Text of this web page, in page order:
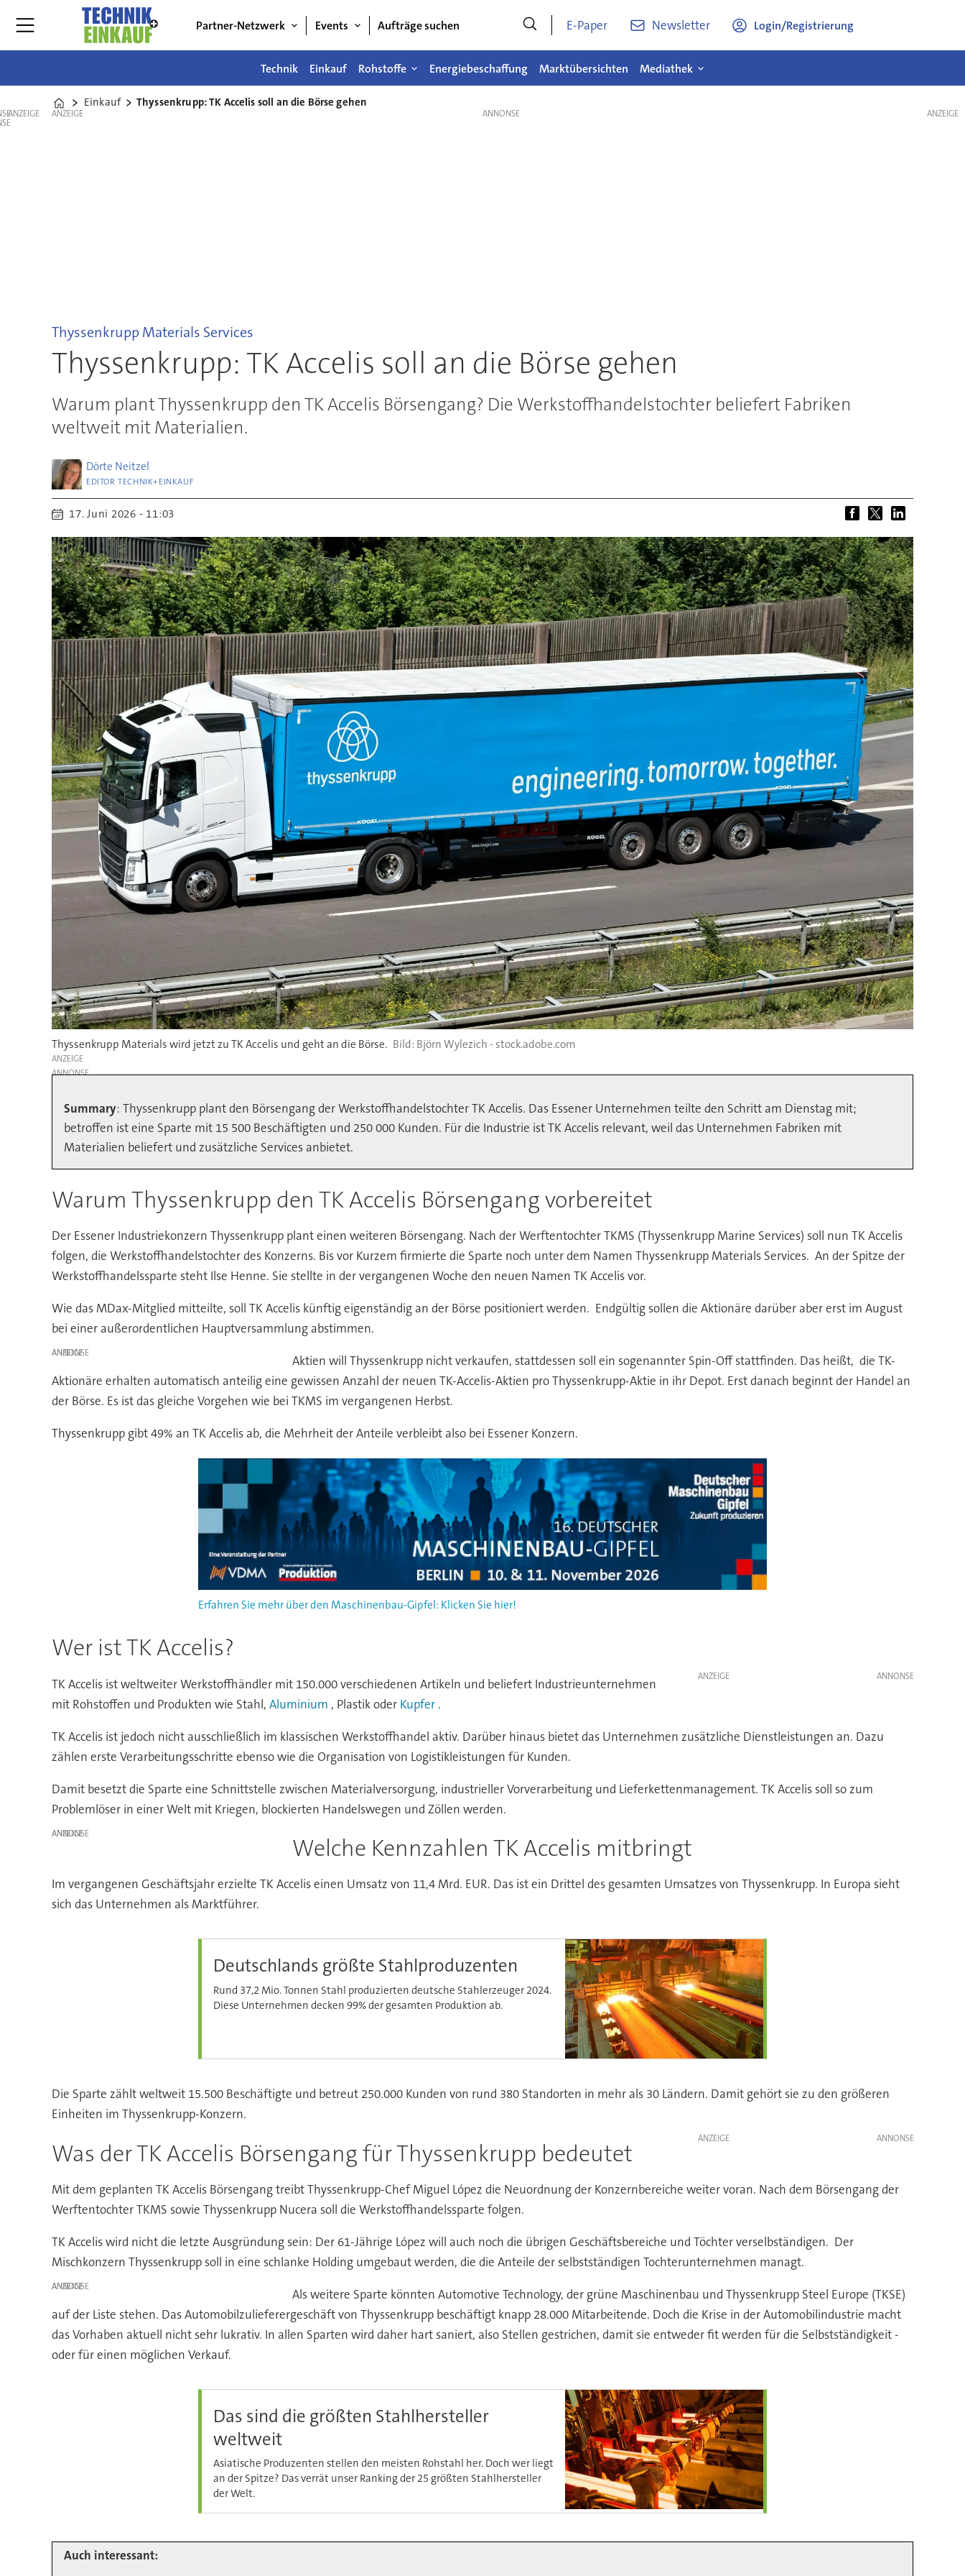
Partner-Netzwerk Events Aufträge suchen E-Paper Newsletter Login/Registrierung
Technik Einkauf Rohstoffe Energiebeschaffung Marktübersichten Mediathek
Home
Einkauf Thyssenkrupp: TK Accelis soll an die Börse gehen
ANZEIGE ANZEIGE
Thyssenkrupp Materials Services
Thyssenkrupp: TK Accelis soll an die Börse gehen
Warum plant Thyssenkrupp den TK Accelis Börsengang? Die Werkstoffhandelstochter beliefert Fabriken
weltweit mit Materialien.
Dörte Neitzel
EDITOR TECHNIK+EINKAUF
17. Juni 2026 - 11:03
Thyssenkrupp Materials wird jetzt zu TK Accelis und geht an die Börse. Björn Wylezich - stock.adobe.com
ANZEIGE
Summary: Thyssenkrupp plant den Börsengang der Werkstoffhandelstochter TK Accelis. Das Essener Unternehmen teilte den Schritt am Dienstag mit;
betroffen ist eine Sparte mit 15 500 Beschäftigten und 250 000 Kunden. Für die Industrie ist TK Accelis relevant, weil das Unternehmen Fabriken mit
Materialien beliefert und zusätzliche Services anbietet.
Warum Thyssenkrupp den TK Accelis Börsengang vorbereitet
Der Essener Industriekonzern Thyssenkrupp plant einen weiteren Börsengang. Nach der Werftentochter TKMS (Thyssenkrupp Marine Services) soll nun TK Accelis
folgen, die Werkstoffhandelstochter des Konzerns. Bis vor Kurzem firmierte die Sparte noch unter dem Namen Thyssenkrupp Materials Services. An der Spitze der
Werkstoffhandelssparte steht Ilse Henne. Sie stellte in der vergangenen Woche den neuen Namen TK Accelis vor.
Wie das MDax-Mitglied mitteilte, soll TK Accelis künftig eigenständig an der Börse positioniert werden. Endgültig sollen die Aktionäre darüber aber erst im August
bei einer außerordentlichen Hauptversammlung abstimmen.
ANZEIGE
Aktien will Thyssenkrupp nicht verkaufen, stattdessen soll ein sogenannter Spin-Off stattfinden. Das heißt, die TK-
Aktionäre erhalten automatisch anteilig eine gewissen Anzahl der neuen TK-Accelis-Aktien pro Thyssenkrupp-Aktie in ihr Depot. Erst danach beginnt der Handel an
der Börse. Es ist das gleiche Vorgehen wie bei TKMS im vergangenen Herbst.
Thyssenkrupp gibt 49% an TK Accelis ab, die Mehrheit der Anteile verbleibt also bei Essener Konzern.
Erfahren Sie mehr über den Maschinenbau-Gipfel: Klicken Sie hier!
Wer ist TK Accelis?
ANZEIGE
TK Accelis ist weltweiter Werkstoffhändler mit 150.000 verschiedenen Artikeln und beliefert Industrieunternehmen
mit Rohstoffen und Produkten wie Stahl, Aluminium , Plastik oder Kupfer.
TK Accelis ist jedoch nicht ausschließlich im klassischen Werkstoffhandel aktiv. Darüber hinaus bietet das Unternehmen zusätzliche Dienstleistungen an. Dazu
zählen erste Verarbeitungsschritte ebenso wie die Organisation von Logistikleistungen für Kunden.
Damit besetzt die Sparte eine Schnittstelle zwischen Materialversorgung, industrieller Vorverarbeitung und Lieferkettenmanagement. TK Accelis soll so zum
Problemlöser in einer Welt mit Kriegen, blockierten Handelswegen und Zöllen werden.
ANZEIGE Welche Kennzahlen TK Accelis mitbringt
Im vergangenen Geschäftsjahr erzielte TK Accelis einen Umsatz von 11,4 Mrd. EUR. Das ist ein Drittel des gesamten Umsatzes von Thyssenkrupp. In Europa sieht
sich das Unternehmen als Marktführer.
Deutschlands größte Stahlproduzenten
Rund 37,2 Mio. Tonnen Stahl produzierten deutsche Stahlerzeuger 2024.
Diese Unternehmen decken 99% der gesamten Produktion ab.
Die Sparte zählt weltweit 15.500 Beschäftigte und betreut 250.000 Kunden von rund 380 Standorten in mehr als 30 Ländern. Damit gehört sie zu den größeren
Einheiten im Thyssenkrupp-Konzern.
ANZEIGE
Was der TK Accelis Börsengang für Thyssenkrupp bedeutet
Mit dem geplanten TK Accelis Börsengang treibt Thyssenkrupp-Chef Miguel López die Neuordnung der Konzernbereiche weiter voran. Nach dem Börsengang der
Werftentochter TKMS sowie Thyssenkrupp Nucera soll die Werkstoffhandelssparte folgen.
TK Accelis wird nicht die letzte Ausgründung sein: Der 61-Jährige López will auch noch die übrigen Geschäftsbereiche und Töchter verselbständigen. Der
Mischkonzern Thyssenkrupp soll in eine schlanke Holding umgebaut werden, die die Anteile der selbstständigen Tochterunternehmen managt.
ANZEIGE
Als weitere Sparte könnten Automotive Technology, der grüne Maschinenbau und Thyssenkrupp Steel Europe (TKSE)
auf der Liste stehen. Das Automobilzulieferergeschäft von Thyssenkrupp beschäftigt knapp 28.000 Mitarbeitende. Doch die Krise in der Automobilindustrie macht
das Vorhaben aktuell nicht sehr lukrativ. In allen Sparten wird daher hart saniert, also Stellen gestrichen, damit sie entweder fit werden für die Selbstständigkeit -
oder für einen möglichen Verkauf.
Das sind die größten Stahlhersteller
weltweit
Asiatische Produzenten stellen den meisten Rohstahl her. Doch wer liegt
an der Spitze? Das verrät unser Ranking der 25 größten Stahlhersteller
der Welt.
Auch interessant:
ANZEIGE